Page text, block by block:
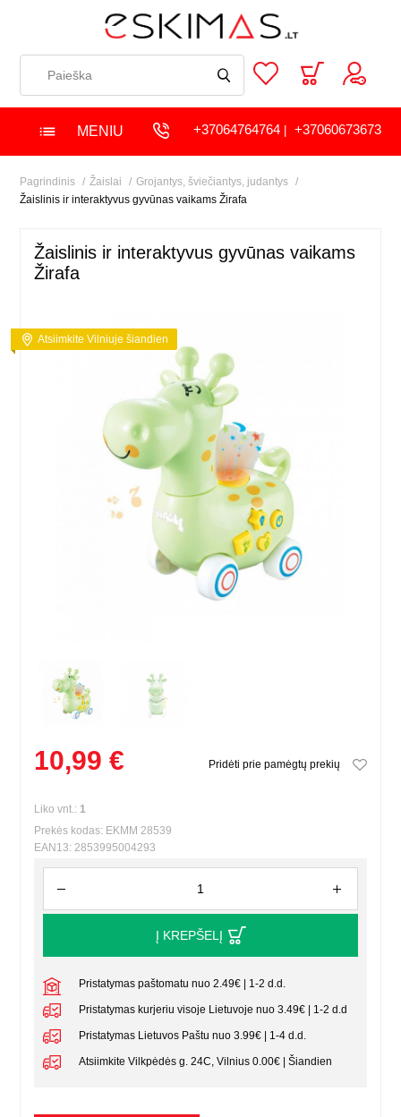
MENIU +37064764764| +37060673673
Pagrindinis Žaislai
Grojantys, šviečiantys, judantys
Žaislinis ir interaktyvus gyvūnas vaikams Žirafa
Žaislinis ir interaktyvus gyvūnas vaikams
Žirafa
Atsiimkite Vilniuje šiandien
10,99 € Pridėti prie pamėgtų prekių
Liko vnt.: 1
Prekės kodas: EKMM 28539
EAN13: 2853995004293
Į KREPŠELĮ
Pristatymas paštomatu nuo 2.49€ | 1-2 d.d.
Pristatymas kurjeriu visoje Lietuvoje nuo 3.49€ | 1-2 d.d
Pristatymas Lietuvos Paštu nuo 3.99€ | 1-4 d.d.
Atsiimkite Vilkpėdės g. 24C, Vilnius 0.00€ | Šiandien